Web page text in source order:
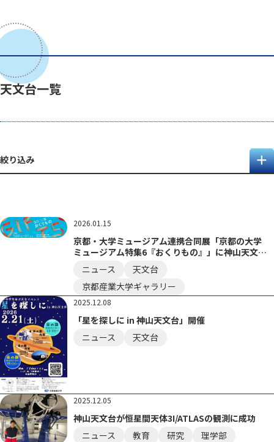
天文台一覧
絞り込み
2026.01.15
京都・大学ミュージアム連携合同展「京都の大学
ミュージアム特集6『おくりもの』」に神山天文台
所蔵の隕石コレクションを出品
ニュース
天文台
京都産業大学ギャラリー
2025.12.08
「星を探しに in 神山天文台」開催
ニュース
天文台
2025.12.05
神山天文台が恒星間天体3I/ATLASの観測に成功
ニュース
教育 研究
理学部